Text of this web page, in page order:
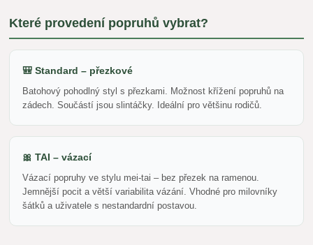
Které provedení popruhů vybrat?
🎒 Standard – přezkové
Batohový pohodlný styl s přezkami. Možnost křížení popruhů na
zádech. Součástí jsou slintáčky. Ideální pro většinu rodičů.
🎀 TAI – vázací
Vázací popruhy ve stylu mei-tai – bez přezek na ramenou.
Jemnější pocit a větší variabilita vázání. Vhodné pro milovníky
šátků a uživatele s nestandardní postavou.